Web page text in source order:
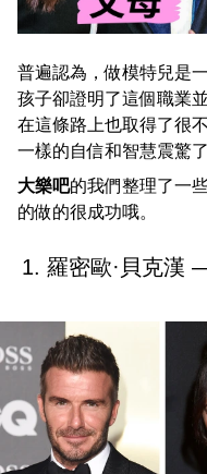
普遍認為，做模特兒是
孩子卻證明了這個職業
在這條路上也取得了很
一樣的自信和智慧震驚
大樂吧的我們整理了一
的做的很成功哦。
1. 羅密歐·貝克漢